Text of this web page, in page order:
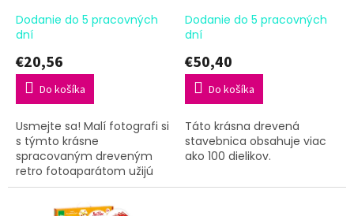
Dodanie do 5 pracovných
dní
€20,56
Do košíka
Usmejte sa! Malí fotografi si
s týmto krásne
spracovaným dreveným
retro fotoaparátom užijú
veľa zábavy a objavia svet
plný fantázie. Štýlová
O
Dodanie do 5 pracovných
dní
€50,40
Do košíka
Táto krásna drevená
stavebnica obsahuje viac
ako 100 dielikov.